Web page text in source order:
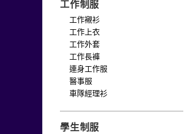
工作制服
工作襯衫
工作上衣
工作外套
工作長褲
連身工作服
醫事服
車隊經理衫
學生制服